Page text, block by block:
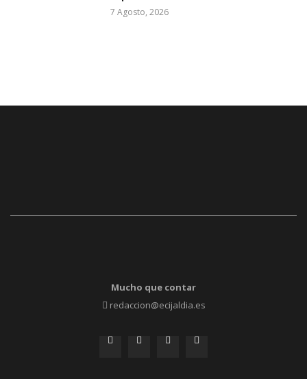
7 Agosto, 2026
Mucho que contar
redaccion@ecijaldia.es